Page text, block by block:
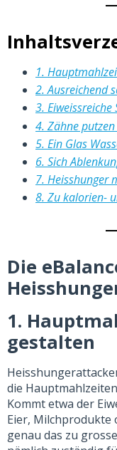
1.
2. Ausreichend
3.
4. Zähne
5. Ein Glas
6. Sich
7. Heisshunger
8. Zu kalorien-
Die
Heisshunge
1.
gestalten
die
Kommt etwa der
Eier, Milchprodukte
genau das zu